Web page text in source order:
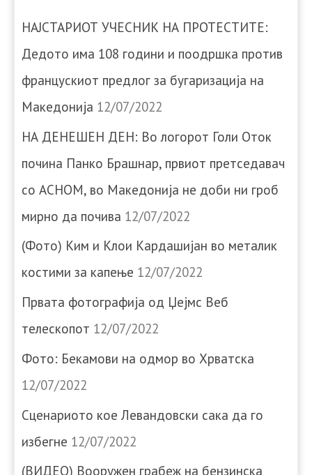
НАЈСТАРИОТ УЧЕСНИК НА ПРОТЕСТИТЕ:
Дедото има 108 години и поодршка против
францускиот предлог за бугаризација на
Македонија 12/07/2022
НА ДЕНЕШЕН ДЕН: Во логорот Голи Оток
почина Панко Брашнар, првиот претседавач
со АСНОМ, во Македонија не доби ни гроб
мирно да почива 12/07/2022
(Фото) Ким и Клои Кардашијан во металик
костими за капење 12/07/2022
Првата фотографија од Џејмс Веб
телескопот 12/07/2022
Фото: Бекамови на одмор во Хрватска
12/07/2022
Сценариото кое Левандовски сака да го
избегне 12/07/2022
(ВИДЕО) Вооружен грабеж на бензинска